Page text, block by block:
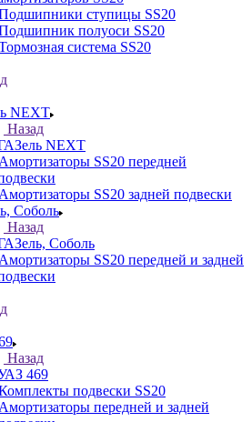
ступицы SS20
полуоси SS20
система SS20
NEXT
Назад
NEXT
Амортизаторы SS20 передней
Амортизаторы SS20 задней подвески
Соболь
Назад
Соболь
Амортизаторы SS20 передней и задней
Назад
469
подвески SS20
Амортизаторы передней и задней